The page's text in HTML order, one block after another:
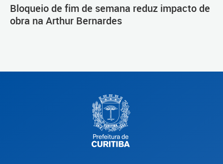
Bloqueio de fim de semana reduz impacto de
obra na Arthur Bernardes